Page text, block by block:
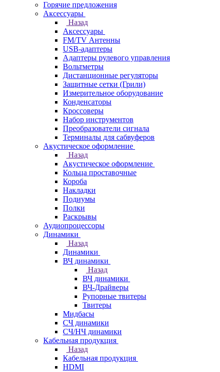
Горячие предложения
Аксессуары
Назад
Аксессуары
FM/TV Антенны
USB-адаптеры
Адаптеры рулевого управления
Вольтметры
Дистанционные регуляторы
Защитные сетки (Грили)
Измерительное оборудование
Конденсаторы
Кроссоверы
Набор инструментов
Преобразователи сигнала
Терминалы для сабвуферов
Акустическое оформление
Назад
Акустическое оформление
Кольца проставочные
Короба
Накладки
Подиумы
Полки
Раскрывы
Аудиопроцессоры
Динамики
Назад
Динамики
ВЧ динамики
Назад
ВЧ динамики
ВЧ-Драйверы
Рупорные твитеры
Твитеры
Мидбасы
СЧ динамики
СЧ/НЧ динамики
Кабельная продукция
Назад
Кабельная продукция
HDMI